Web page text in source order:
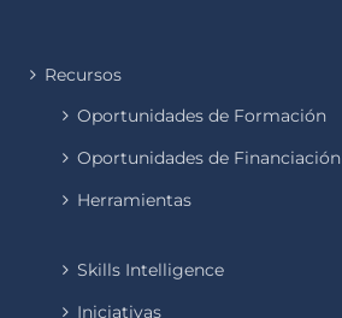
Recursos
Oportunidades de Formación
Oportunidades de Financiación
Herramientas
Skills Intelligence
Iniciativas